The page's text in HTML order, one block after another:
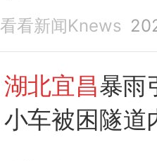
看看新闻Knews
湖北宜昌暴雨
小车被困隧道